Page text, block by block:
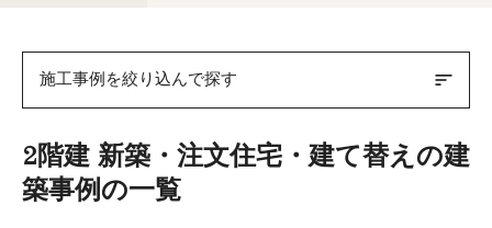
sort
施工事例を絞り込んで探す
2階建 新築・注文住宅・建て替えの建
築事例の一覧